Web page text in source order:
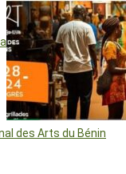
des Arts du Bénin